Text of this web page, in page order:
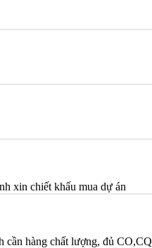
xin chiết khấu mua dự án
cần hàng chất lượng, đủ CO,CQ